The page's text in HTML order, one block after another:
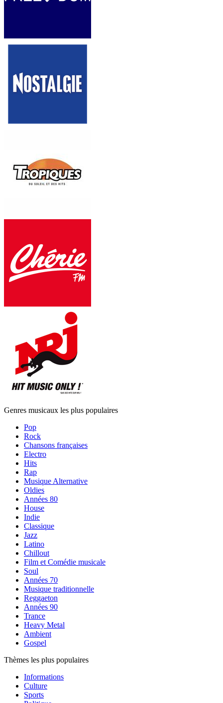
Genres musicaux les plus populaires
Pop
Rock
Chansons françaises
Electro
Hits
Rap
Musique Alternative
Oldies
Années 80
House
Indie
Classique
Jazz
Latino
Chillout
Film et Comédie musicale
Soul
Années 70
Musique traditionnelle
Reggaeton
Années 90
Trance
Heavy Metal
Ambient
Gospel
Thèmes les plus populaires
Informations
Culture
Sports